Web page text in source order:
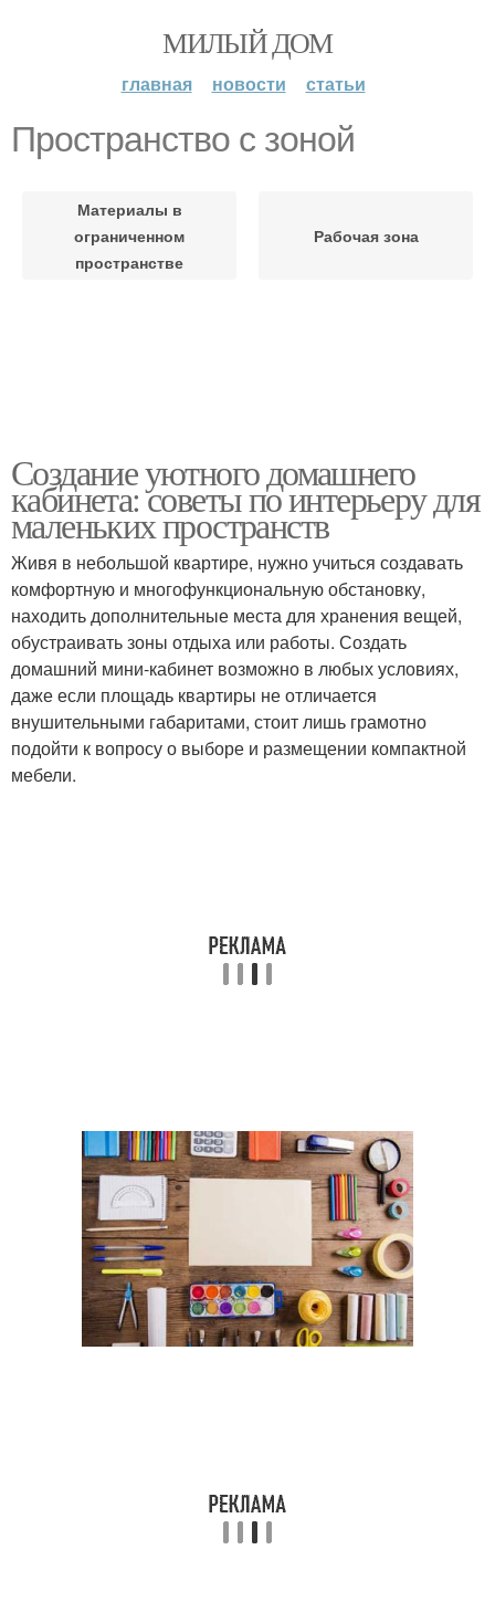
МИЛЫЙ ДОМ
главная новости статьи
Пространство с зоной
Материалы в
ограниченном
пространстве
Рабочая зона
Создание уютного домашнего
кабинета: советы по интерьеру для
маленьких пространств
Живя в небольшой квартире, нужно учиться создавать
комфортную и многофункциональную обстановку,
находить дополнительные места для хранения вещей,
обустраивать зоны отдыха или работы. Создать
домашний мини-кабинет возможно в любых условиях,
даже если площадь квартиры не отличается
внушительными габаритами, стоит лишь грамотно
подойти к вопросу о выборе и размещении компактной
мебели.